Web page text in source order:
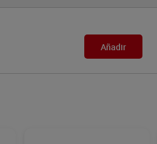
Añadir